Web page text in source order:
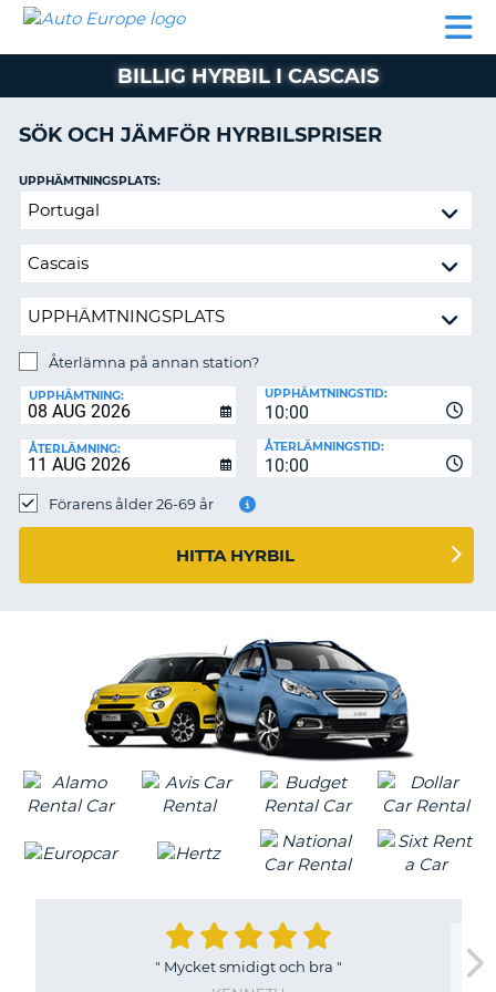
HYRBIL
HYRA
PARTNER
AUTO
EUROPE
HYRBIL
HYRA
MIN
MEDLEMSINFORMATION
BOKNING
SVERIGE
BILLIG HYRBIL I CASCAIS
SÖK OCH JÄMFÖR HYRBILSPRISER
Återlämna
annan
UPPHÄMTNINGSPLATS:
Återlämna på annan station?
UPPHÄMTNING:
10:00
UPPHÄMTNINGSTID:
ÅTERLÄMNING:
10:00
ÅTERLÄMNINGSTID:
Förarens ålder 26-69 år
HITTA HYRBIL
" Mycket smidigt och bra "